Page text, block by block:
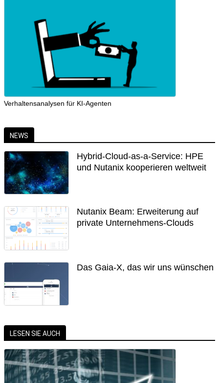
Verhaltensanalysen für KI-Agenten
NEWS
Hybrid-Cloud-as-a-Service: HPE
und Nutanix kooperieren weltweit
Nutanix Beam: Erweiterung auf
private Unternehmens-Clouds
Das Gaia-X, das wir uns wünschen
LESEN SIE AUCH